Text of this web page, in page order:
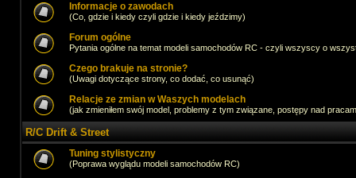
Informacje o zawodach
(Co, gdzie i kiedy czyli gdzie i kiedy jeździmy)
Forum ogólne
Pytania ogólne na temat modeli samochodów RC - czyli wszyscy o
Czego brakuje na stronie?
(Uwagi dotyczące strony, co dodać, co usunąć)
Relacje ze zmian w Waszych modelach
(jak zmieniłem swój model, problemy z tym związane, postępy nad
R/C Drift & Street
Tuning stylistyczny
(Poprawa wyglądu modeli samochodów RC)